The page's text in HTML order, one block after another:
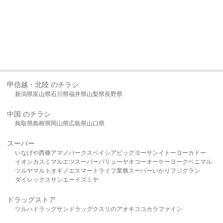
甲信越・北陸 のチラシ
新潟県富山県石川県福井県山梨県長野県
中国 のチラシ
鳥取県島根県岡山県広島県山口県
スーパー
いなげや西條アマノパークスベイシア ビッグヨーサンイトーヨーカドー
イオンカスミ マルエツスーパーバリューヤオコーオーケー ヨークベニマル
ツルヤマルト オギノ エスマート ライフ業務スーパーいかり フジグラン
ダイレックスサンエーイズミヤ
ドラッグストア
ツルハドラッグサンドラッグクスリのアオキ ココカラファイン